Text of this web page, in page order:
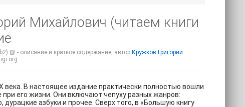
Михайлович (читаем книги
📗 - описание и краткое содержание, автор Кружков Григорий
века. В настоящее издание практически полностью вошли
его жизни. Они включают чепуху разных жанров:
азбуки и прочее. Сверх того, в «Большую книгу